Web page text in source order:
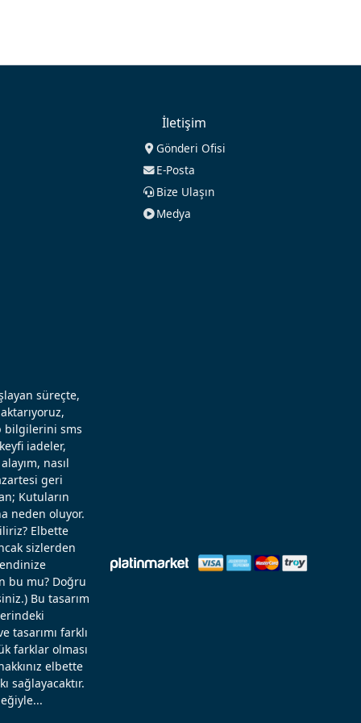
İletişim
Gönderi Ofisi
E-Posta
Bize Ulaşın
Medya
süreçte,
bilgilerini sms
iadeler,
nasıl
geri
Kutuların
neden oluyor.
Elbette
sizlerden
bu mu? Doğru
Bu tasarım
farklı
farklar olması
elbette
sağlayacaktır.